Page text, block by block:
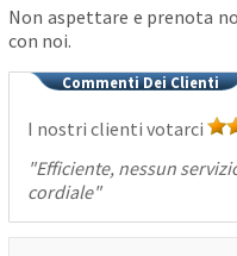
Non aspettare e prenota
con noi.
Commenti Dei Clienti
I nostri clienti votarci
"Efficiente, nessun
cordiale"